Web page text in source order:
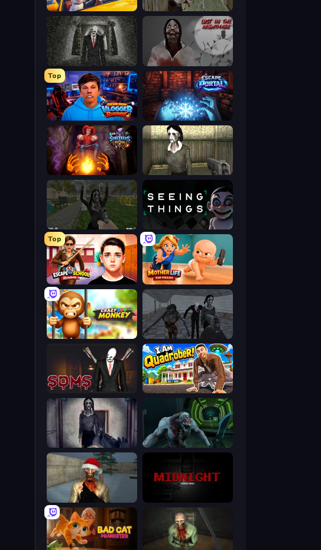
Jeff the Killer vs Slendrina
I Am Taxi Prankster Sim
Jeff The Killer: Lost in the Nightmare
Slenderman Must Die: Underground Bunker
Escape Portal
Top
Escape from Vlogger: Runaway
Slendrina Must Die: The House
Sorcerers Refuge
Seeing Things
While We Sleep: Slendrina Is Here
Mother Life Simulator: Prank
Top
Escape from School: Runaway
Slendrina Must Die: The School
Crazy Zoo Monkey
I Am Quadrober!
Slenderman Must Die: Sanatorium 2021
Shoot Your Nightmare: Space Isolation
MIDNIGHT Remastered
Monster Christmas Terror